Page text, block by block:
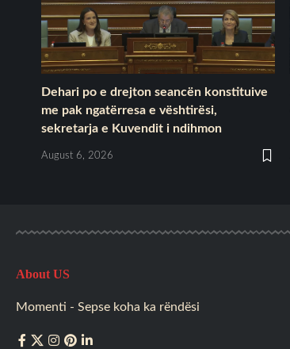
Dehari po e drejton seancën konstituive
me pak ngatërresa e vështirësi,
sekretarja e Kuvendit i ndihmon
August 6, 2026
About US
Momenti - Sepse koha ka rëndësi